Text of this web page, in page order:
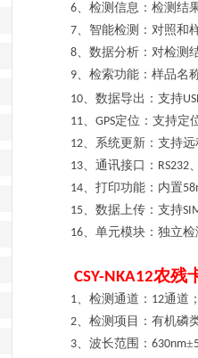
6、检测信息：检测结
7、智能检测：对照和
8、数据分析：对检测
9、检索功能：样品名
10、数据导出：支持
11、 GPS定位：支持定
12、系统更新：支持
13、通讯接口： RS232
14、打印功能：内置
15、数据上传：支持
16、单元模块：独立
CSY-NKA12农残
1、检测通道： 12通道
2、检测项目：有机磷
3、波长范围： 630nm±